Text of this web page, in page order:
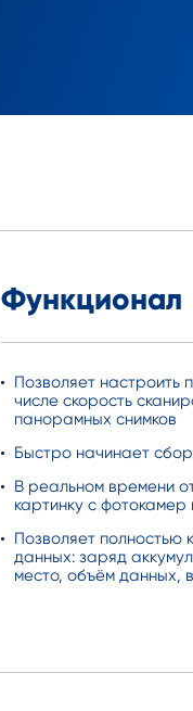
Функционал
Позволяет
числе скорость
панорамных снимков
Быстро начинает
В реальном времени
картинку с
Позволяет полностью
данных: заряд
место, объём данных,